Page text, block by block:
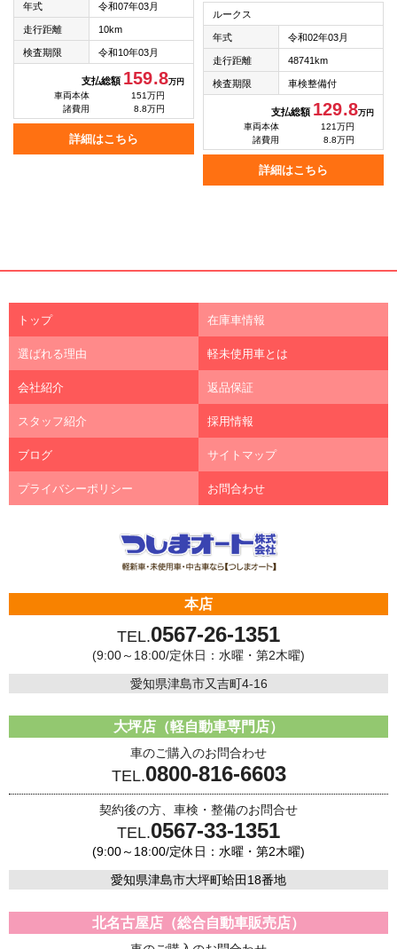
年式 令和07年03月
走行距離 10km
検査期限 令和10年03月
支払総額 159.8万円
車両本体
151万円
諸費用
8.8万円
詳細はこちら
ルークス
年式 令和02年03月
走行距離 48741km
検査期限 車検整備付
支払総額 129.8万円
車両本体
121万円
諸費用
8.8万円
詳細はこちら
トップ 在庫車情報
選ばれる理由 軽未使用車とは
会社紹介 返品保証
スタッフ紹介 採用情報
ブログ サイトマップ
プライバシーポリシー お問合わせ
本店
TEL.0567-26-1351
(9:00～18:00/定休日：水曜・第2木曜)
愛知県津島市又吉町4-16
大坪店（軽自動車専門店）
車のご購入のお問合わせ
TEL.0800-816-6603
契約後の方、車検・整備のお問合せ
TEL.0567-33-1351
(9:00～18:00/定休日：水曜・第2木曜)
愛知県津島市大坪町蛤田18番地
北名古屋店（総合自動車販売店）